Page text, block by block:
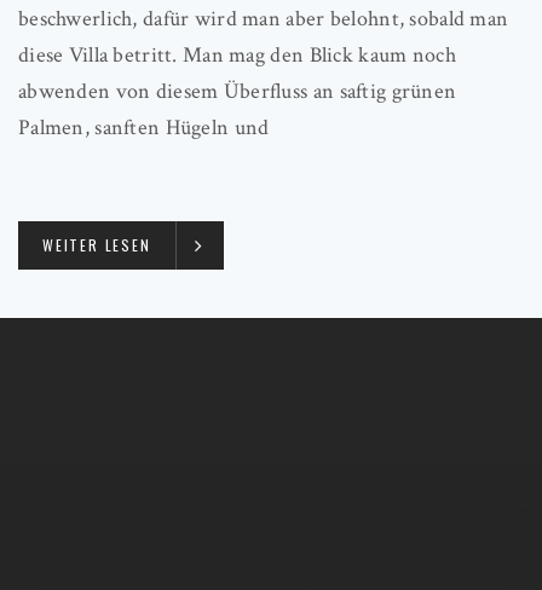
beschwerlich, dafür wird man aber belohnt, sobald man
diese Villa betritt. Man mag den Blick kaum noch
abwenden von diesem Überfluss an saftig grünen
Palmen, sanften Hügeln und
WEITER LESEN